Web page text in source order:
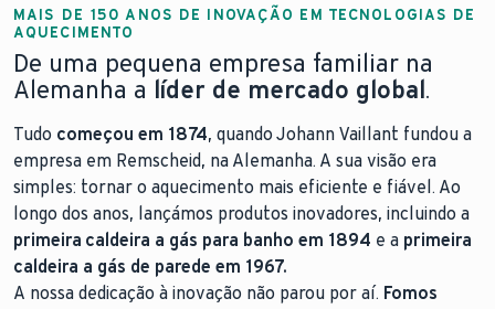
MAIS DE 150 ANOS DE INOVAÇÃO EM TECNOLOGIAS DE
AQUECIMENTO
De uma pequena empresa familiar na
Alemanha a líder de mercado global.
Tudo começou em 1874, quando Johann Vaillant fundou a
empresa em Remscheid, na Alemanha. A sua visão era
simples: tornar o aquecimento mais eficiente e fiável. Ao
longo dos anos, lançámos produtos inovadores, incluindo a
primeira caldeira a gás para banho em 1894 e a primeira
caldeira a gás de parede em 1967.
A nossa dedicação à inovação não parou por aí. Fomos